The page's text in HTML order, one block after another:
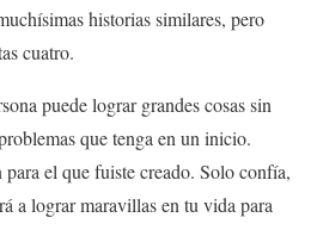
historias similares, pero
cuatro.
puede lograr grandes cosas sin
que tenga en un inicio.
el que fuiste creado. Solo confía,
a lograr maravillas en tu vida para